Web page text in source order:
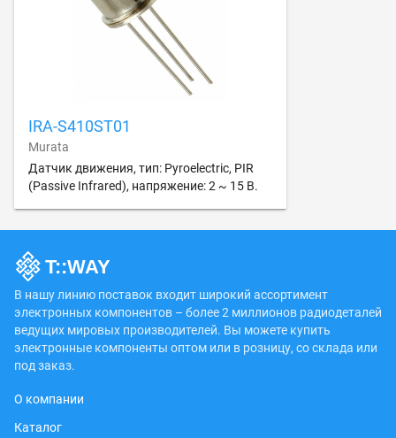
IRA-S410ST01
Murata
Датчик движения, тип: Pyroelectric, PIR
(Passive Infrared), напряжение: 2 ~ 15 В.
В нашу линию поставок входит широкий ассортимент
электронных компонентов – более 2 миллионов радиодеталей
ведущих мировых производителей. Вы можете купить
электронные компоненты оптом или в розницу, со склада или
под заказ.
О компании
Каталог